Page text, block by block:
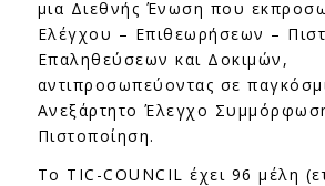
μια Διεθνής Ένωση που
Ελέγχου – Επιθεωρήσεων –
Επαληθεύσεων και Δοκιμών,
αντιπροσωπεύοντας σε
Ανεξάρτητο Έλεγχο
Πιστοποίηση.
Το TIC-COUNCIL έχει 96 μέλη